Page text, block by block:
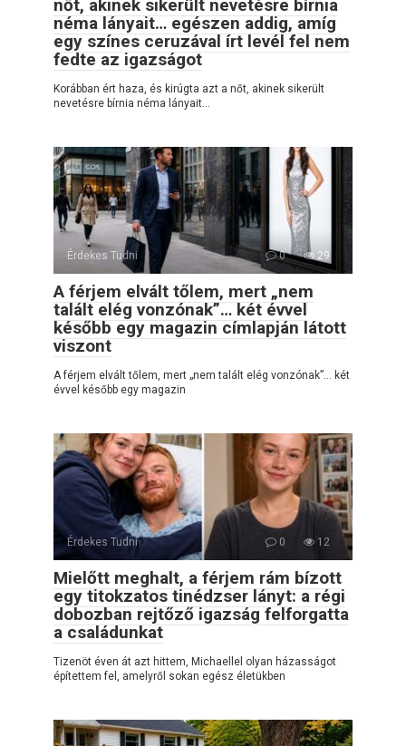
nőt, akinek sikerült nevetésre bírnia
néma lányait… egészen addig, amíg
egy színes ceruzával írt levél fel nem
fedte az igazságot
Korábban ért haza, és kirúgta azt a nőt, akinek sikerült
nevetésre bírnia néma lányait…
Érdekes Tudni 0 29
A férjem elvált tőlem, mert „nem
talált elég vonzónak”… két évvel
később egy magazin címlapján látott
viszont
A férjem elvált tőlem, mert „nem talált elég vonzónak”… két
évvel később egy magazin
Érdekes Tudni 0 12
Mielőtt meghalt, a férjem rám bízott
egy titokzatos tinédzser lányt: a régi
dobozban rejtőző igazság felforgatta
a családunkat
Tizenöt éven át azt hittem, Michaellel olyan házasságot
építettem fel, amelyről sokan egész életükben